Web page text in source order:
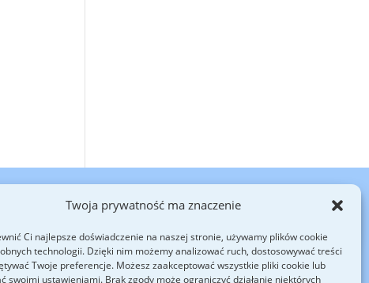
Twoja prywatność ma znaczenie
Ci najlepsze doświadczenie na naszej stronie, używamy plików cookie
technologii. Dzięki nim możemy analizować ruch, dostosowywać treści
Twoje preferencje. Możesz zaakceptować wszystkie pliki cookie lub
swoimi ustawieniami. Brak zgody może ograniczyć działanie niektórych
SENA (emocje i zachowanie) Cennik
tel. 533 305 404